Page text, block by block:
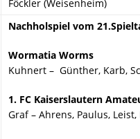
Föckler (Weisenheim)
Nachholspiel vom
Wormatia Worms
Kuhnert – Günther, Karb,
1. FC Kaiserslautern
Graf – Ahrens, Paulus,